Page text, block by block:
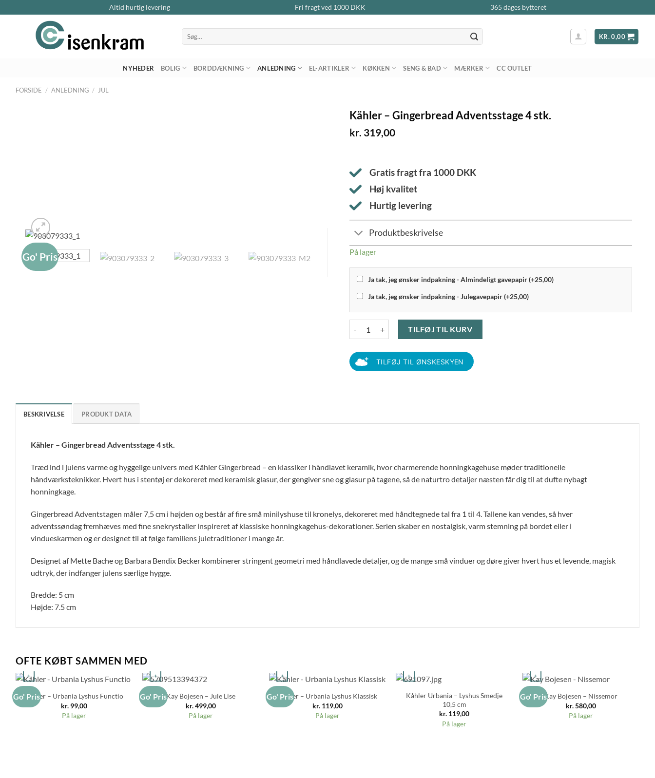
Altid hurtig levering Fri fragt ved 1000DKK 365 dages bytteret
Søg
efter:
KR.0,00
NYHEDER BOLIG BORDDÆKNING ANLEDNING EL-ARTIKLER KØKKEN SENG & BAD MÆRKER CC OUTLET
FORSIDE / ANLEDNING / JUL
Go' Pris
Kähler – Gingerbread Adventsstage 4 stk.
kr. 319,00
Gratis fragt fra 1000 DKK
Høj kvalitet
Hurtig levering
Produktbeskrivelse
På lager
Ja tak, jeg ønsker indpakning - Almindeligt gavepapir (+25,00)
Ja tak, jeg ønsker indpakning - Julegavepapir (+25,00)
TILFØJ TIL KURV
TILFØJ TIL ØNSKESKYEN
BESKRIVELSE PRODUKT DATA
Kähler – Gingerbread Adventsstage 4 stk.
Træd ind i julens varme og hyggelige univers med Kähler Gingerbread – en klassiker i håndlavet keramik, hvor charmerende honningkagehuse møder traditionelle
håndværksteknikker. Hvert hus i stentøj er dekoreret med keramisk glasur, der gengiver sne og glasur på tagene, så de naturtro detaljer næsten får dig til at dufte nybagt
honningkage.
Gingerbread Adventstagen måler 7,5 cm i højden og består af fire små minilyshuse til kronelys, dekoreret med håndtegnede tal fra 1 til 4. Tallene kan vendes, så hver
adventssøndag fremhæves med fine snekrystaller inspireret af klassiske honningkagehus-dekorationer. Serien skaber en nostalgisk, varm stemning på bordet eller i
vindueskarmen og er designet til at følge familiens juletraditioner i mange år.
Designet af Mette Bache og Barbara Bendix Becker kombinerer stringent geometri med håndlavede detaljer, og de mange små vinduer og døre giver hvert hus et levende, magisk
udtryk, der indfanger julens særlige hygge.
Bredde: 5 cm
Højde: 7.5 cm
OFTE KØBT SAMMEN MED
Go' Pris
+
Kähler – Urbania Lyshus Functio
kr. 99,00
På lager
Go' Pris
+
Kay Bojesen – Jule Lise
kr.499,00
På lager
Go' Pris
+
Kähler – Urbania Lyshus Klassisk
kr. 119,00
På lager
+
Kåhler Urbania – Lyshus Smedje
10,5 cm
kr. 119,00
På lager
Go' Pris
+
Kay Bojesen – Nissemor
kr.580,00
På lager